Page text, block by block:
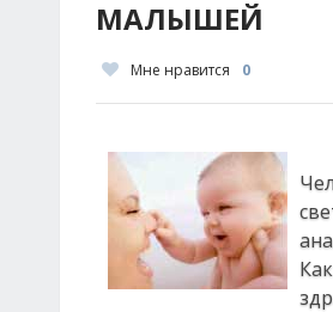
МАЛЫШЕЙ
Мне нравится 0